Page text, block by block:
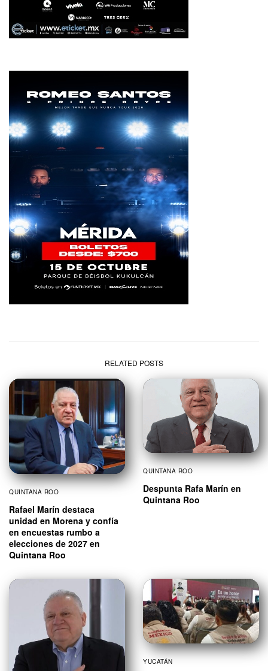
RELATED POSTS
QUINTANA ROO
Rafael Marín destaca
unidad en Morena y confía
en encuestas rumbo a
elecciones de 2027 en
Quintana Roo
QUINTANA ROO
Despunta Rafa Marín en
Quintana Roo
YUCATÁN